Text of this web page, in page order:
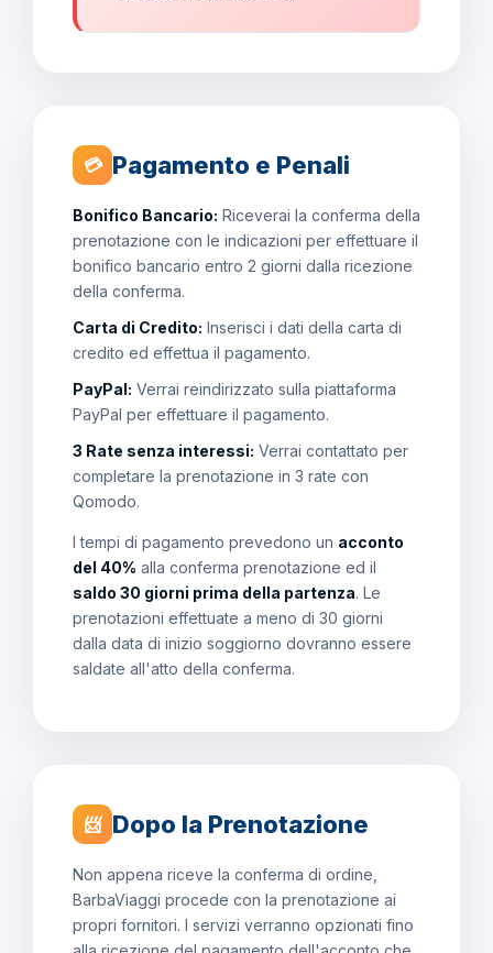
💳 Pagamento e Penali
Bonifico Bancario: Riceverai la conferma della
prenotazione con le indicazioni per effettuare il
bonifico bancario entro 2 giorni dalla ricezione
della conferma.
Carta di Credito: Inserisci i dati della carta di
credito ed effettua il pagamento.
PayPal: Verrai reindirizzato sulla piattaforma
PayPal per effettuare il pagamento.
3 Rate senza interessi: Verrai contattato per
completare la prenotazione in 3 rate con
Qomodo.
I tempi di pagamento prevedono un acconto
del 40% alla conferma prenotazione ed il
saldo 30 giorni prima della partenza. Le
prenotazioni effettuate a meno di 30 giorni
dalla data di inizio soggiorno dovranno essere
saldate all'atto della conferma.
📨 Dopo la Prenotazione
Non appena riceve la conferma di ordine,
BarbaViaggi procede con la prenotazione ai
propri fornitori. I servizi verranno opzionati fino